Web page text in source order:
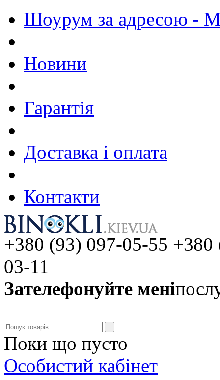
Шоурум за адресою - М.
Новини
Гарантія
Доставка і оплата
Контакти
+380 (93) 097-05-55
03-11
Зателефонуйте мені
Поки що пусто
Особистий кабінет